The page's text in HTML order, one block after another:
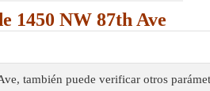
1450 NW 87th Ave
también puede verificar otros